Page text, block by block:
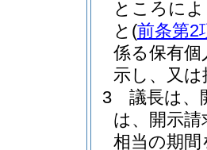
ところに
と (前条第2
係る保有
示し、又
3
議長は、
は、開示
相当の期